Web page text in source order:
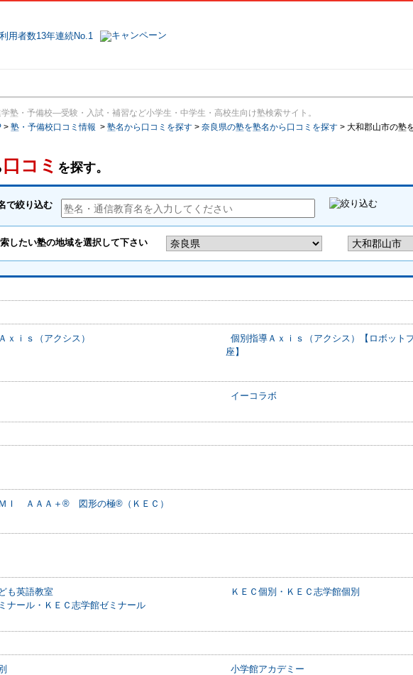
塾・予備校―受験・入試・補習など小学生・中学生・高校生向け塾検索サイト。
> 塾・予備校口コミ情報 > 塾名から口コミを探す > 奈良県の塾を塾名から口コミを探す > 大和郡山市の塾
口コミ を探す。
ｘｉｓ（アクシス）
個別指導Ａｘｉｓ（アクシス）【ロボット
座】
イーコラボ
Ｉ ＡＡＡ＋® 図形の極®（ＫＥＣ）
も英語教室
ＫＥＣ個別・ＫＥＣ志学館個別
ナール・ＫＥＣ志学館ゼミナール
小学館アカデミー